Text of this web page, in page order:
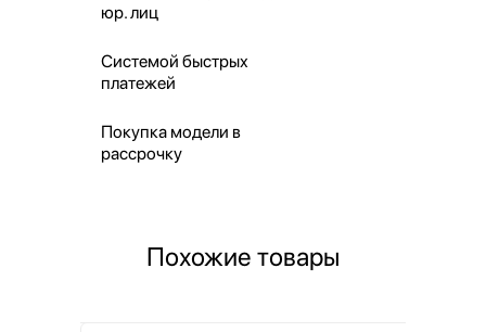
юр. лиц
Системой быстрых
платежей
Покупка модели в
рассрочку
Похожие товары